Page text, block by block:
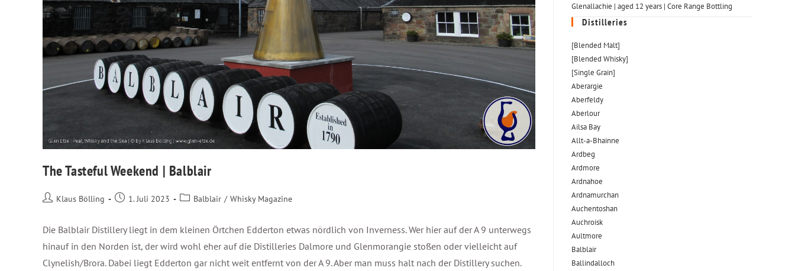
The Tasteful Weekend | Balblair
Klaus Bölling 1. Juli 2023 Balblair / Whisky Magazine
Die Balblair Distillery liegt in dem kleinen Örtchen Edderton etwas nördlich von Inverness. Wer hier auf der A 9 unterwegs
hinauf in den Norden ist, der wird wohl eher auf die Distilleries Dalmore und Glenmorangie stoßen oder vielleicht auf
Clynelish/Brora. Dabei liegt Edderton gar nicht weit entfernt von der A 9. Aber man muss halt nach der Distillery suchen.
Glenallachie | aged 12 years | Core Range Bottling
Distilleries
[Blended Malt]
[Blended Whisky]
[Single Grain]
Aberargie
Aberfeldy
Aberlour
Ailsa Bay
Allt-a-Bhainne
Ardbeg
Ardmore
Ardnahoe
Ardnamurchan
Auchentoshan
Auchroisk
Aultmore
Balblair
Ballindalloch